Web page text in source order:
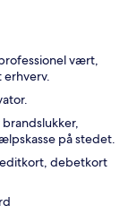
vært,
erhverv.
på stedet.
debetkort